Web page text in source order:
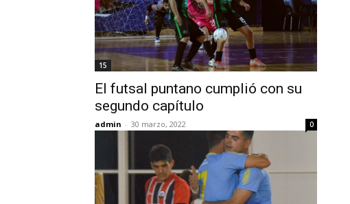
15
El futsal puntano cumplió con su
segundo capítulo
admin - 30 marzo, 2022 0